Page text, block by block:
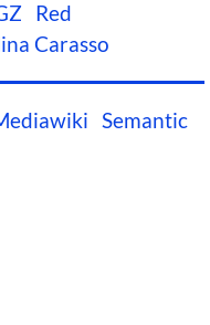
Red
Carasso
Semantic